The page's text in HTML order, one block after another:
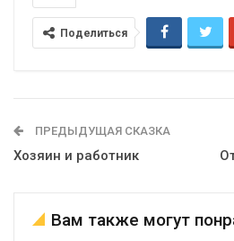
Поделиться
ПРЕДЫДУЩАЯ СКАЗКА
Хозяин и работник
Вам также могут